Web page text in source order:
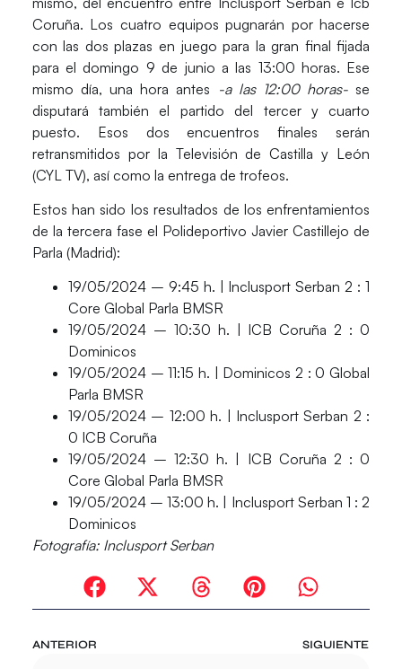
Coruña. Los cuatro equipos pugnarán por hacerse
con las dos plazas en juego para la gran final fijada
para el domingo 9 de junio a las 13:00 horas. Ese
mismo día, una hora antes -a las 12:00 horas- se
disputará también el partido del tercer y cuarto
puesto. Esos dos encuentros finales serán
retransmitidos por la Televisión de Castilla y León
(CYL TV), así como la entrega de trofeos.
Estos han sido los resultados de los enfrentamientos
de la tercera fase el Polideportivo Javier Castillejo de
Parla (Madrid):
19/05/2024 – 9:45 h. | Inclusport Serban 2 : 1
Core Global Parla BMSR
19/05/2024 – 10:30 h. | ICB Coruña2 : 0
Dominicos
19/05/2024 – 11:15 h. | Dominicos 2 : 0 Global
Parla BMSR
19/05/2024 – 12:00 h. | Inclusport Serban 2 :
0 ICB Coruña
19/05/2024 – 12:30 h. | ICB Coruña 2 : 0
Core Global Parla BMSR
19/05/2024 – 13:00 h. | Inclusport Serban 1 : 2
Dominicos
Fotografía: Inclusport Serban
ANTERIOR SIGUIENTE